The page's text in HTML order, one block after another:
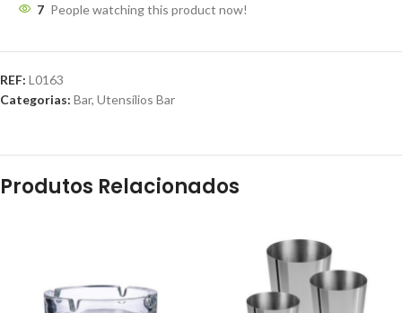
7 People watching this product now!
REF: L0163
Categorias: Bar, Utensílios Bar
Produtos Relacionados